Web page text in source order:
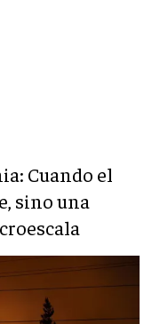
Cuando el
sino una